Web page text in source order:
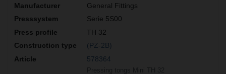
General Fittings
Serie 5S00
TH 32
(PZ-2B)
578364